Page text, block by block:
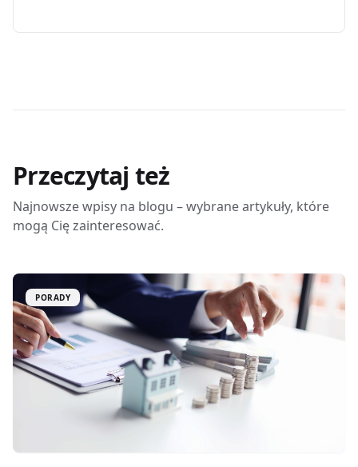
Przeczytaj też
Najnowsze wpisy na blogu – wybrane artykuły, które
mogą Cię zainteresować.
PORADY